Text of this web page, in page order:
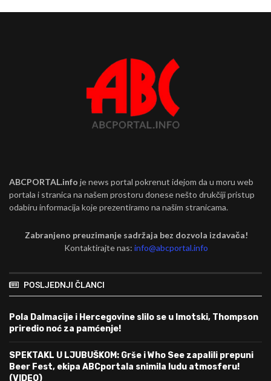
ABCPORTAL.info je news portal pokrenut idejom da u moru web
portala i stranica na našem prostoru donese nešto drukčiji pristup
odabiru informacija koje prezentiramo na našim stranicama.
Zabranjeno preuzimanje sadržaja bez dozvola izdavača!
Kontaktirajte nas:info@abcportal.info
POSLJEDNJI ČLANCI
Pola Dalmacije i Hercegovine slilo se u Imotski, Thompson
priredio noć za pamćenje!
SPEKTAKL U LJUBUŠKOM: Grše i Who See zapalili prepuni
Beer Fest, ekipa ABCportala snimila ludu atmosferu!
(VIDEO)